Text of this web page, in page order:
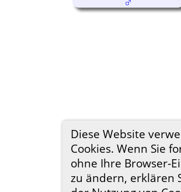
Diese Website
Cookies. Wenn Sie
ohne Ihre Browser-
zu ändern, erklären